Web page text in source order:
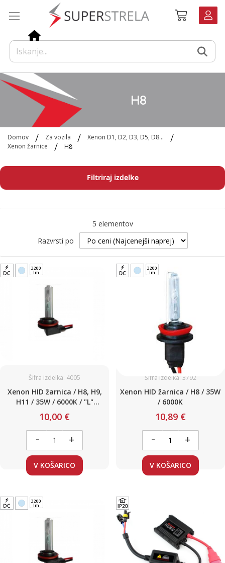
Košarica
H8
Domov Za vozila
Xenon D1, D2, D3, D5, D8...
Xenon žarnice
H8
Filtriraj izdelke
5 elementov
Razvrsti po
3200
lm
Šifra izdelka: 4005
Xenon HID žarnica / H8, H9,
H11 / 35W / 6000K / "L"
priključek
10,00 €
- +
V KOŠARICO
3200
lm
Šifra izdelka: 3792
Xenon HID žarnica / H8 / 35W
/ 6000K
10,89 €
- +
V KOŠARICO
3200
lm